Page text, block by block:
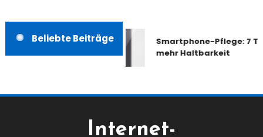
Beliebte Beiträge
Smartphone-Pflege: 7
mehr Haltbarkeit
Internet-